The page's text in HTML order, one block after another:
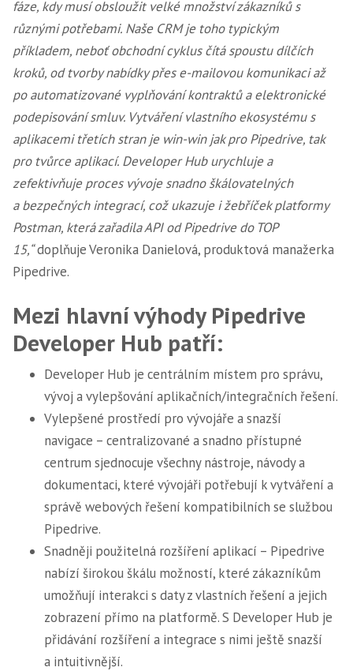
fáze, kdy musí obsloužit velké množství zákazníků s
různými potřebami. Naše CRM je toho typickým
příkladem, neboť obchodní cyklus čítá spoustu dílčích
kroků, od tvorby nabídky přes e-mailovou komunikaci až
po automatizované vyplňování kontraktů a elektronické
podepisování smluv. Vytváření vlastního ekosystému s
aplikacemi třetích stran je win-win jak pro Pipedrive, tak
pro tvůrce aplikací. Developer Hub urychluje a
zefektivňuje proces vývoje snadno škálovatelných
a bezpečných integrací, což ukazuje i žebříček platformy
Postman, která zařadila API od Pipedrive do TOP
15,“doplňuje Veronika Danielová, produktová manažerka
Pipedrive.
Mezi hlavní výhody Pipedrive
Developer Hub patří:
Developer Hub je centrálním místem pro správu,
vývoj a vylepšování aplikačních/integračních řešení.
Vylepšené prostředí pro vývojáře a snazší
navigace – centralizované a snadno přístupné
centrum sjednocuje všechny nástroje, návody a
dokumentaci, které vývojáři potřebují k vytváření a
správě webových řešení kompatibilních se službou
Pipedrive.
Snadněji použitelná rozšíření aplikací – Pipedrive
nabízí širokou škálu možností, které zákazníkům
umožňují interakci s daty z vlastních řešení a jejich
zobrazení přímo na platformě. S Developer Hub je
přidávání rozšíření a integrace s nimi ještě snazší
a intuitivnější.